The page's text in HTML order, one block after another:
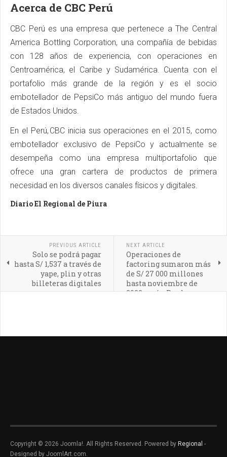
Acerca de CBC Perú
CBC Perú es una empresa que pertenece a The Central
America Bottling Corporation, una compañía de bebidas
con 128 años de experiencia, con operaciones en
Centroamérica, el Caribe y Sudamérica. Cuenta con el
portafolio más grande de la región y es el socio
embotellador de PepsiCo más antiguo del mundo fuera
de Estados Unidos.
En el Perú, CBC inicia sus operaciones en el 2015, como
embotellador exclusivo de PepsiCo y actualmente se
desempeña como una empresa multiportafolio que
ofrece una gran cartera de productos de primera
necesidad en los diversos canales físicos y digitales.
Diario El Regional de Piura
PREVIOUS ARTICLE
Solo se podrá pagar
hasta S/ 1,537 a través de
yape, plin y otras
billeteras digitales
NEXT ARTICLE
Operaciones de
factoring sumaron más
de S/ 27 000 millones
hasta noviembre de
2022 según Produce
Copyright © 2026 Joomla!. All Rights Reserved. Powered by Regional -
Designed by JoomlArt.com.